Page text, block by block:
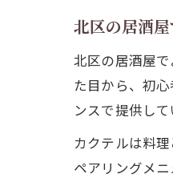
北区の居酒
北区の居酒屋
た目から、初
ンスで提供して
カクテルは料
ペアリングメ